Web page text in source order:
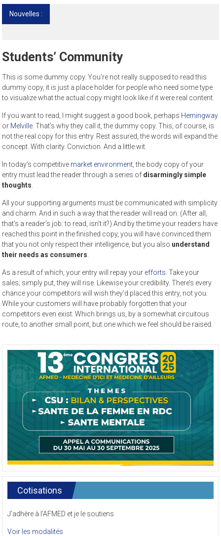
Nouvelles :
Students’ Community
This is some dummy copy. You’re not really supposed to read this
dummy copy, it is just a place holder for people who need some type
to visualize what the actual copy might look like if it were real content.
If you want to read, I might suggest a good book, perhaps Hemingway
or Melville. That’s why they call it, the dummy copy. This, of course, is
not the real copy for this entry. Rest assured, the words will expand the
concept. With clarity. Conviction. And a little wit.
In today’s competitive market environment, the body copy of your
entry must lead the reader through a series of disarmingly simple
thoughts.
All your supporting arguments must be communicated with simplicity
and charm. And in such a way that the reader will read on. (After all,
that’s a reader’s job: to read, isn’t it?) And by the time your readers have
reached this point in the finished copy, you will have convinced them
that you not only respect their intelligence, but you also understand
their needs as consumers.
As a result of which, your entry will repay your efforts. Take your
sales; simply put, they will rise. Likewise your credibility. There’s every
chance your competitors will wish they’d placed this entry, not you.
While your customers will have probably forgotten that your
competitors even exist. Which brings us, by a somewhat circuitous
route, to another small point, but one which we feel should be raised.
Cotisations
J’adhère à l’AFMED et je le soutiens
Voir les modalités